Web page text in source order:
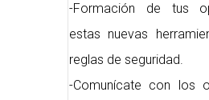
-Formación de tus
estas nuevas
reglas de seguridad.
-Comunícate con los